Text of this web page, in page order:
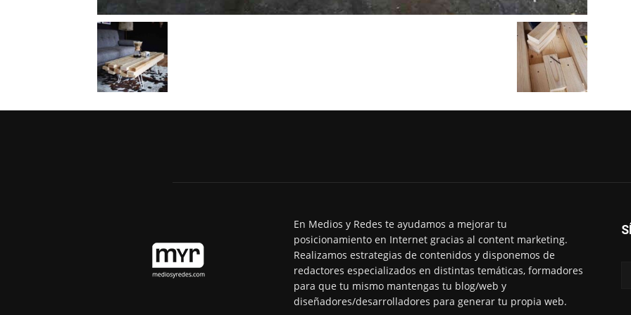
En Medios y Redes te ayudamos a mejorar tu
posicionamiento en Internet gracias al content marketing.
Realizamos estrategias de contenidos y disponemos de
redactores especializados en distintas temáticas, formadores
para que tu mismo mantengas tu blog/web y
diseñadores/desarrolladores para generar tu propia web.